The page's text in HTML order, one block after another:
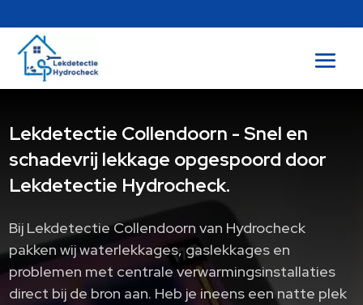
Lekdetectie Collendoorn - Snel en
schadevrij lekkage opgespoord door
Lekdetectie Hydrocheck.
Bij Lekdetectie Collendoorn van Hydrocheck
pakken wij waterlekkages, gaslekkages en
problemen met centrale verwarmingsinstallaties
direct bij de bron aan.​ Heb je ineens een natte plek